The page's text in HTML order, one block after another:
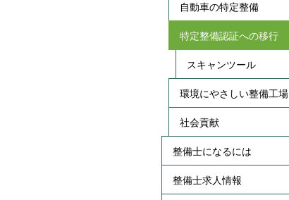
自動車の特定整備
特定整備認証への移行
スキャンツール
環境にやさしい整備工場
社会貢献
整備士になるには
整備士求人情報